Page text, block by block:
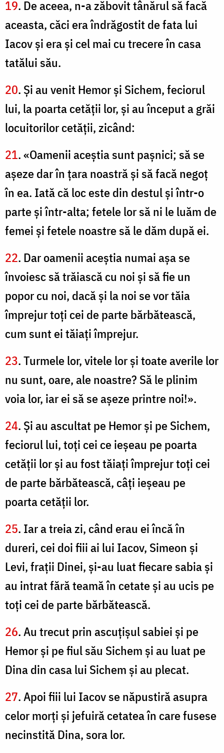
19. De aceea, n-a zăbovit tânărul să facă
aceasta, căci era îndrăgostit de fata lui
Iacov şi era şi cel mai cu trecere în casa
tatălui său.
20. Şi au venit Hemor şi Sichem, feciorul
lui, la poarta cetăţii lor, şi au început a grăi
locuitorilor cetăţii, zicând:
21. «Oamenii aceştia sunt paşnici; să se
aşeze dar în ţara noastră şi să facă negoţ
în ea. Iată că loc este din destul şi într-o
parte şi într-alta; fetele lor să ni le luăm de
femei şi fetele noastre să le dăm după ei.
22. Dar oamenii aceştia numai aşa se
învoiesc să trăiască cu noi şi să fie un
popor cu noi, dacă şi la noi se vor tăia
împrejur toţi cei de parte bărbătească,
cum sunt ei tăiaţi împrejur.
23. Turmele lor, vitele lor şi toate averile lor
nu sunt, oare, ale noastre? Să le plinim
voia lor, iar ei să se aşeze printre noi!».
24. Şi au ascultat pe Hemor şi pe Sichem,
feciorul lui, toţi cei ce ieşeau pe poarta
cetăţii lor şi au fost tăiaţi împrejur toţi cei
de parte bărbătească, câţi ieşeau pe
poarta cetăţii lor.
25. Iar a treia zi, când erau ei încă în
dureri, cei doi fiii ai lui Iacov, Simeon şi
Levi, fraţii Dinei, şi-au luat fiecare sabia şi
au intrat fără teamă în cetate şi au ucis pe
toţi cei de parte bărbătească.
26. Au trecut prin ascuţişul sabiei şi pe
Hemor şi pe fiul său Sichem şi au luat pe
Dina din casa lui Sichem şi au plecat.
27. Apoi fiii lui Iacov se năpustiră asupra
celor morţi şi jefuiră cetatea în care fusese
necinstită Dina, sora lor.